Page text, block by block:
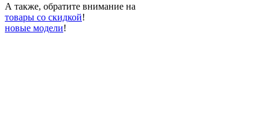
А также, обратите внимание на
товары со скидкой!
новые модели!